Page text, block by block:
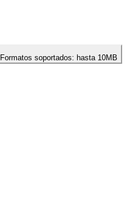
Formatos soportados: hasta 10MB